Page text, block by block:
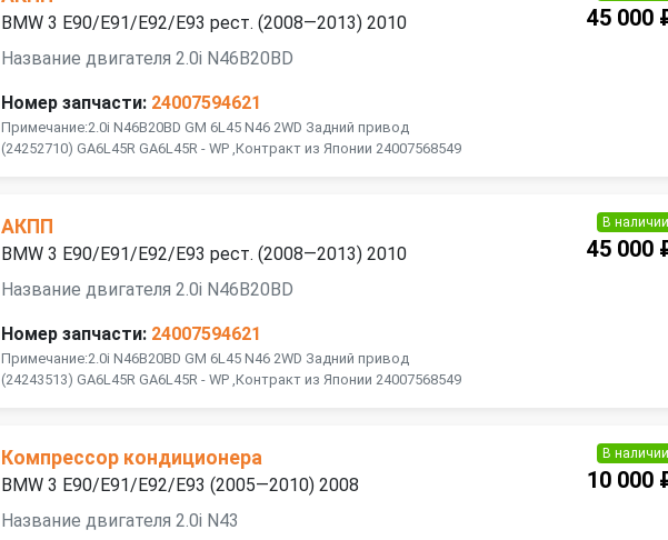
BMW 3 E90/E91/E92/E93 рест. (2008—2013) 2010
Название двигателя 2.0i N46B20BD
Номер запчасти: 24007594621
Примечание:2.0i N46B20BD GM 6L45 N46 2WD Задний привод
(24252710) GA6L45R GA6L45R - WP ,Контракт из Японии 24007568549
45 000
АКПП
BMW 3 E90/E91/E92/E93 рест. (2008—2013) 2010
Название двигателя 2.0i N46B20BD
Номер запчасти: 24007594621
Примечание:2.0i N46B20BD GM 6L45 N46 2WD Задний привод
(24243513) GA6L45R GA6L45R - WP ,Контракт из Японии 24007568549
В наличии
45 000
Компрессор кондиционера
BMW 3 E90/E91/E92/E93 (2005—2010) 2008
Название двигателя 2.0i N43
В наличии
10 000